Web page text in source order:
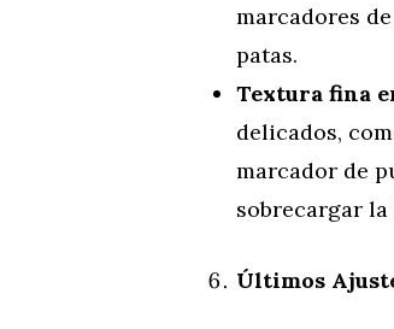
marcadores
patas.
Textura fina
delicados,
marcador de
sobrecargar la
Últimos